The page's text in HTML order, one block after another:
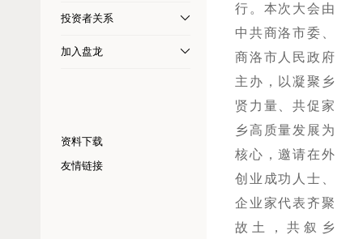
投资者关系
加入盘龙
资料下载
友情链接
行。本次大会由
中共商洛市委、
商洛市人民政府
主办，以凝聚乡
贤力量、共促家
乡高质量发展为
核心，邀请在外
创业成功人士、
企业家代表齐聚
故土，共叙乡